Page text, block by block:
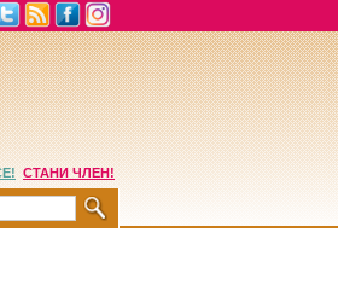
СТАНИ ЧЛЕН!